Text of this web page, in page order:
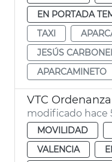
EN PORTADA
TAXI
JESÚS
APARCAMINETO
VTC
modificado hace
MOVILIDAD
VALENCIA